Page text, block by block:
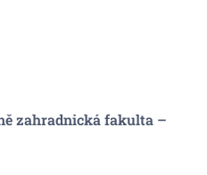
zahradnická fakulta –